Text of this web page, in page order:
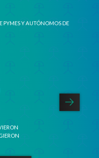
Y AUTÓNOMOS DE
TENIDO
EN 2025.